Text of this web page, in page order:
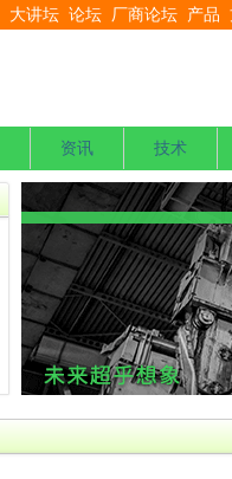
大讲坛 论坛 厂商论坛 产品
资讯 技术